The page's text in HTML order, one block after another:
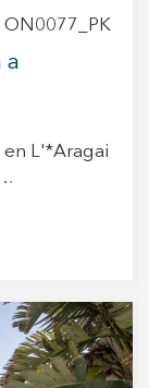
ON0077_PK
a
L'*Aragai
i concertar